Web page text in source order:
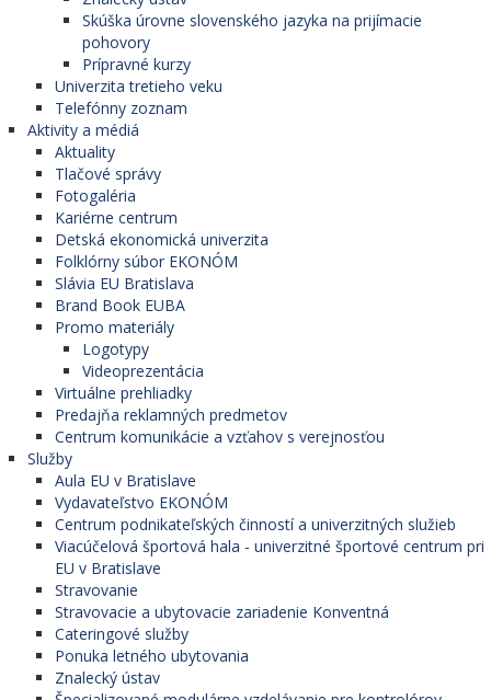
Skúška úrovne slovenského jazyka na prijímacie
pohovory
Prípravné kurzy
Univerzita tretieho veku
Telefónny zoznam
Aktivity a médiá
Aktuality
Tlačové správy
Fotogaléria
Kariérne centrum
Detská ekonomická univerzita
Folklórny súbor EKONÓM
Slávia EU Bratislava
Brand Book EUBA
Promo materiály
Logotypy
Videoprezentácia
Virtuálne prehliadky
Predajňa reklamných predmetov
Centrum komunikácie a vzťahov s verejnosťou
Služby
Aula EU v Bratislave
Vydavateľstvo EKONÓM
Centrum podnikateľských činností a univerzitných služieb
Viacúčelová športová hala - univerzitné športové centrum pri
EU v Bratislave
Stravovanie
Stravovacie a ubytovacie zariadenie Konventná
Cateringové služby
Ponuka letného ubytovania
Znalecký ústav